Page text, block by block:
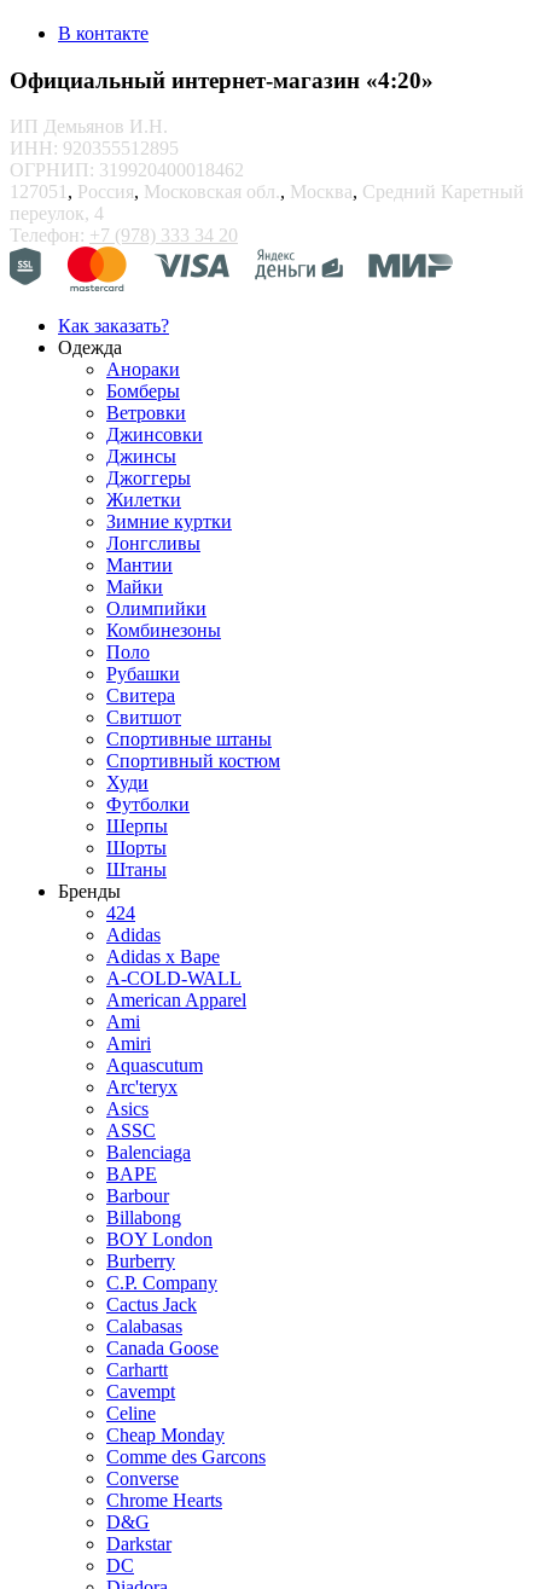
В контакте
Официальный интернет-магазин «4:20»
ИП Демьянов И.Н.
ИНН: 920355512895
ОГРНИП: 319920400018462
127051 , Россия, Московская обл., Москва, Средний Каретный
переулок, 4
Телефон: +7 (978) 333 34 20
Как заказать?
Одежда
Анораки
Бомберы
Ветровки
Джинсовки
Джинсы
Джоггеры
Жилетки
Зимние куртки
Лонгсливы
Мантии
Майки
Олимпийки
Комбинезоны
Поло
Рубашки
Свитера
Свитшот
Спортивные штаны
Спортивный костюм
Худи
Футболки
Шерпы
Шорты
Штаны
Бренды
424
Adidas
Adidas x Bape
A-COLD-WALL
American Apparel
Ami
Amiri
Aquascutum
Arc'teryx
Asics
ASSC
Balenciaga
BAPE
Barbour
Billabong
BOY London
Burberry
C.P. Company
Cactus Jack
Calabasas
Canada Goose
Carhartt
Cavempt
Celine
Cheap Monday
Comme des Garcons
Converse
Chrome Hearts
D&G
Darkstar
DC